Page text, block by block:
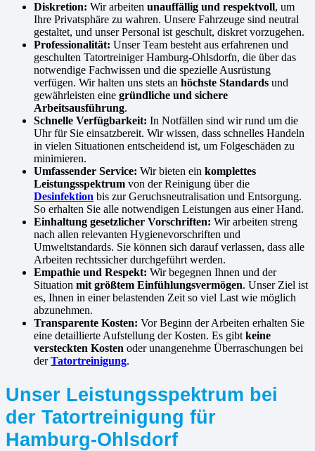
Diskretion: Wir arbeiten unauffällig und respektvoll, um
Ihre Privatsphäre zu wahren. Unsere Fahrzeuge sind neutral
gestaltet, und unser Personal ist geschult, diskret vorzugehen.
Professionalität: Unser Team besteht aus erfahrenen und
geschulten Tatortreiniger Hamburg-Ohlsdorfn, die über das
notwendige Fachwissen und die spezielle Ausrüstung
verfügen. Wir halten uns stets an höchste Standards und
gewährleisten eine gründliche und sichere
Arbeitsausführung.
Schnelle Verfügbarkeit: In Notfällen sind wir rund um die
Uhr für Sie einsatzbereit. Wir wissen, dass schnelles Handeln
in vielen Situationen entscheidend ist, um Folgeschäden zu
minimieren.
Umfassender Service: Wir bieten ein komplettes
Leistungsspektrum von der Reinigung über die
Desinfektion bis zur Geruchsneutralisation und Entsorgung.
So erhalten Sie alle notwendigen Leistungen aus einer Hand.
Einhaltung gesetzlicher Vorschriften: Wir arbeiten streng
nach allen relevanten Hygienevorschriften und
Umweltstandards. Sie können sich darauf verlassen, dass alle
Arbeiten rechtssicher durchgeführt werden.
Empathie und Respekt: Wir begegnen Ihnen und der
Situation mit größtem Einfühlungsvermögen. Unser Ziel ist
es, Ihnen in einer belastenden Zeit so viel Last wie möglich
abzunehmen.
Transparente Kosten: Vor Beginn der Arbeiten erhalten Sie
eine detaillierte Aufstellung der Kosten. Es gibt keine
versteckten Kosten oder unangenehme Überraschungen bei
derTatortreinigung.
Unser Leistungsspektrum bei
der Tatortreinigung für
Hamburg-Ohlsdorf